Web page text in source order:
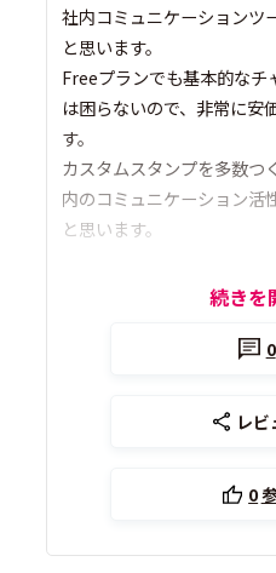
社内コミュニケーションツ
と思います。
Freeプランでも基本的なチ
は困らないので、非常に安
す。
カスタムスタンプを多数つ
内のコミュニケーション活
と思います。
続きを
0
レ
0